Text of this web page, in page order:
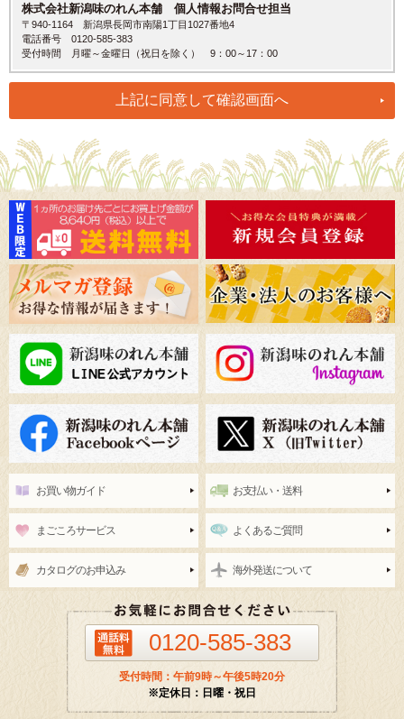
株式会社新潟味のれん本舗 個人情報お問合せ担当
〒940-1164 新潟県長岡市南陽1丁目1027番地4
電話番号 0120-585-383
受付時間 月曜～金曜日（祝日を除く） 9：00～17：00
お買い物ガイド お支払い・送料
まごころサービス よくあるご質問
カタログのお申込み 海外発送について
0120-585-383
受付時間：午前9時～午後5時20分
※定休日：日曜・祝日